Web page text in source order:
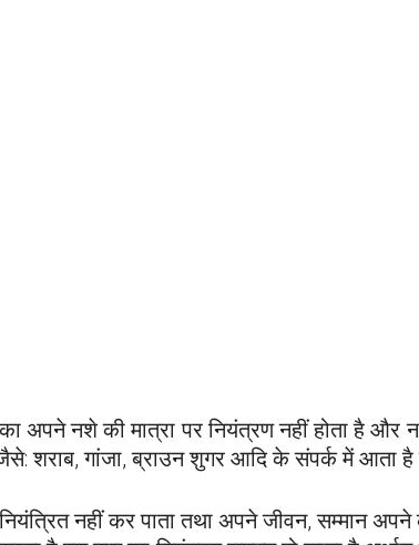
का अपने नशे की मात्रा पर नियंत्रण नहीं होता है
जैसे: शराब, गांजा, ब्राउन शुगर आदि के संपर्क में आता
नहीं कर पाता तथा अपने जीवन, सम्मान